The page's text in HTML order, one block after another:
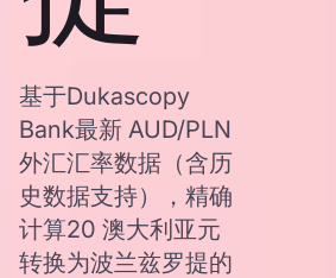
基于Dukascopy
Bank最新 AUD/PLN
外汇汇率数据（含历
史数据支持），精确
计算20 澳大利亚元
转换为波兰兹罗提的